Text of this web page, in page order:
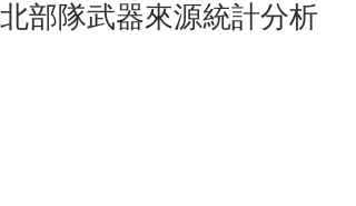
北部隊武器來源統計分析